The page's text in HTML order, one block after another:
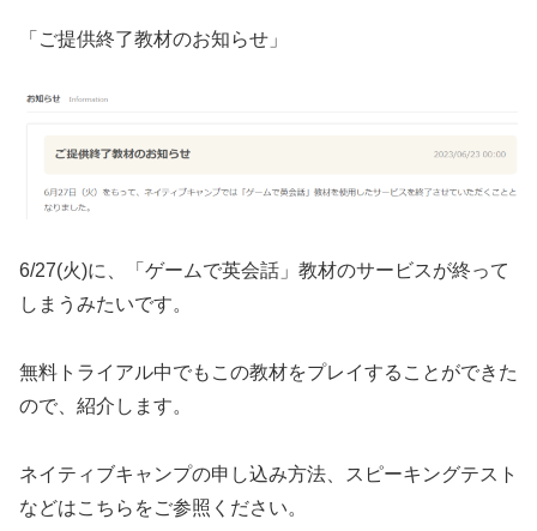
「ご提供終了教材のお知らせ」
6/27(火)に、「ゲームで英会話」教材のサービスが終って
しまうみたいです。
無料トライアル中でもこの教材をプレイすることができた
ので、紹介します。
ネイティブキャンプの申し込み方法、スピーキングテスト
などはこちらをご参照ください。